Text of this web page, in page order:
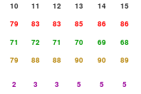
10 11 12 13 14 15
79 83 83 85 86 86
71 72 71 70 69 68
79 88 88 90 90 89
2 3 3 5 5 5